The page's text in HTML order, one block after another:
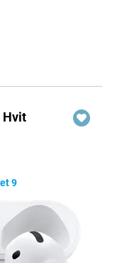
Hvit
9